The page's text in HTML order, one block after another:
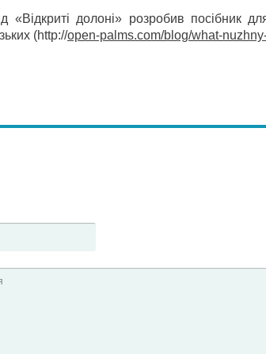
«Відкриті долоні» розробив посібник
(http://open-palms.com/blog/what-